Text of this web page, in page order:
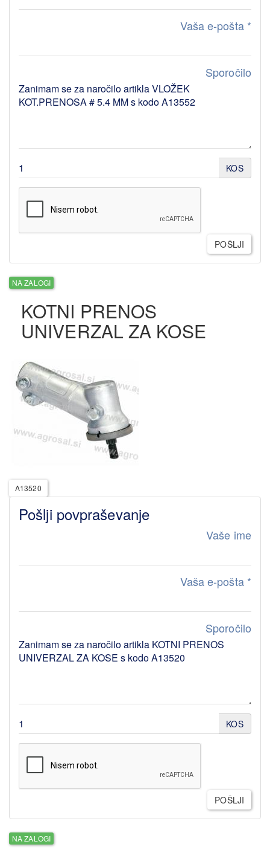
Vaša e-pošta *
Sporočilo
KOS
POŠLJI
NA ZALOGI
KOTNI PRENOS
UNIVERZAL ZA KOSE
A13520
Pošlji povpraševanje
Vaše ime
Vaša e-pošta *
Sporočilo
KOS
POŠLJI
NA ZALOGI